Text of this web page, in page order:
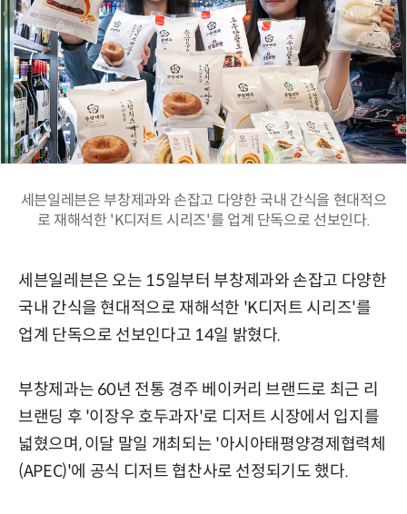
세븐일레븐은 부창제과와 손잡고 다양한 국내 간식을 현대적으
로 재해석한 'K디저트 시리즈'를 업계 단독으로 선보인다.
세븐일레븐은 오는 15일부터 부창제과와 손잡고 다양한
국내 간식을 현대적으로 재해석한 'K디저트 시리즈'를
업계 단독으로 선보인다고 14일 밝혔다.
부창제과는 60년 전통 경주 베이커리 브랜드로 최근 리
브랜딩 후 '이장우 호두과자'로 디저트 시장에서 입지를
넓혔으며, 이달 말일 개최되는 '아시아태평양경제협력체
(APEC)'에 공식 디저트 협찬사로 선정되기도 했다.